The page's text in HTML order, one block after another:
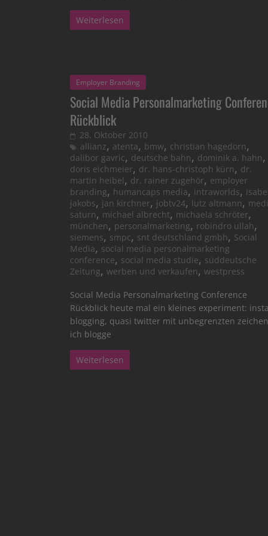
Weiterlesen
Employer Branding
Social Media Personalmarketing
Rückblick
28. Oktober 2010
allianz, atenta, bmw, christian hagedorn,
dalibor gavric, deutsche bahn, dominik a. hahn,
doris eichmeier, dr. hans-christoph kürn, dr.
martin heibel, dr. rainer zugehör, employer
branding, humancaps media, intraworlds,
jakobs, jan kirchner, jobtv24, lutz altmann,
saturn, michael albrecht, michaela schröter,
münchen, personalmarketing, robindro ullah,
siemens, smpc, snt deutschland gmbh, Social
Media, social media personalmarketing
conference, social media studie, süddeutsche
Zeitung, werben und verkaufen, westpress
Social Media Personalmarketing Conference
Rückblick heute mal ein kleines experiment:
blogging, quasi twitter mit unbegrenzten
ich blogge
Weiterlesen